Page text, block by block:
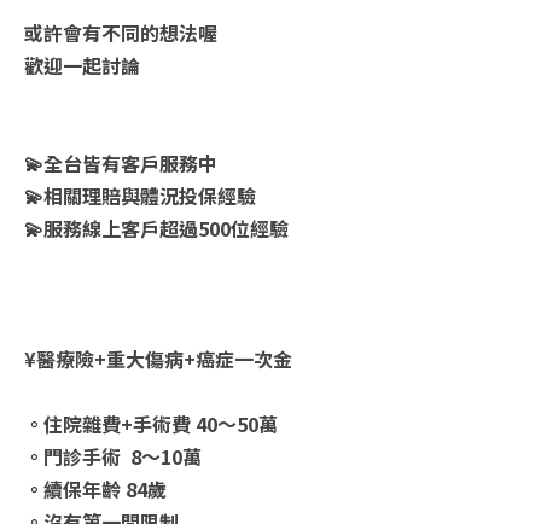
或許會有不同的想法喔
歡迎一起討論
💫全台皆有客戶服務中
💫相關理賠與體況投保經驗
💫服務線上客戶超過500位經驗
¥醫療險+重大傷病+癌症一次金
。住院雜費+手術費 40～50萬
。門診手術 8～10萬
。續保年齡 84歲